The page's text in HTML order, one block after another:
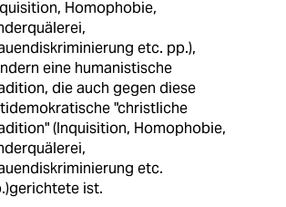
Homophobie,
etc. pp.),
eine humanistische
die auch gegen diese
"christliche
(Inquisition, Homophobie,
etc.
ist.